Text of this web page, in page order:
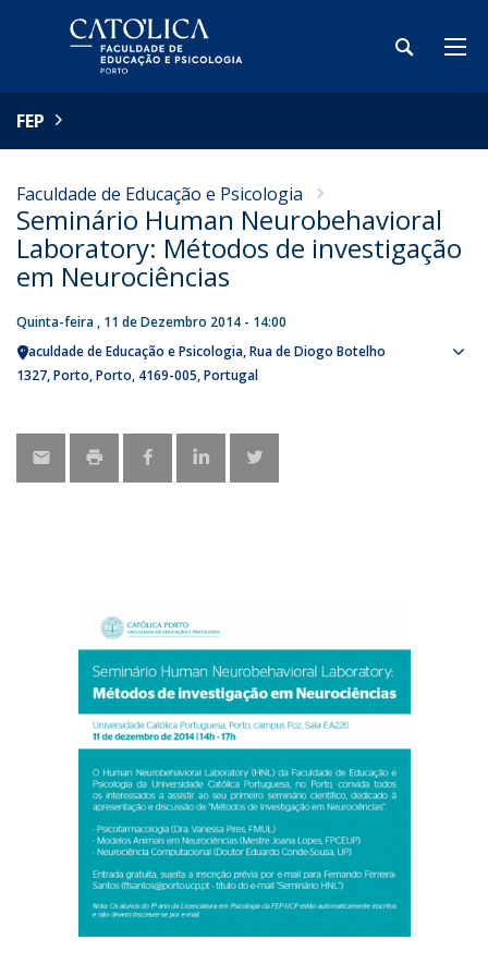
FEP
Faculdade de Educação e Psicologia
Seminário Human Neurobehavioral
Laboratory: Métodos de investigação
em Neurociências
Quinta-feira , 11 de Dezembro 2014 - 14:00
Faculdade de Educação e Psicologia Rua de Diogo Botelho
1327 Porto Porto 4169-005 Portugal